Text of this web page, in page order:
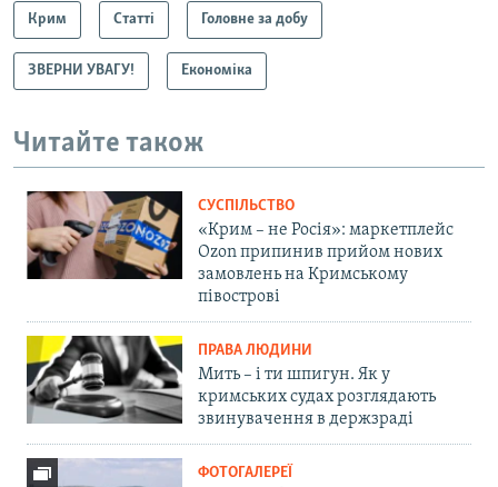
Крим Статті Головне за добу
ЗВЕРНИ УВАГУ! Економіка
Читайте також
СУСПІЛЬСТВО
«Крим – не Росія»: маркетплейс
Ozon припинив прийом нових
замовлень на Кримському
півострові
ПРАВА ЛЮДИНИ
Мить – і ти шпигун. Як у
кримських судах розглядають
звинувачення в держзраді
ФОТОГАЛЕРЕЇ